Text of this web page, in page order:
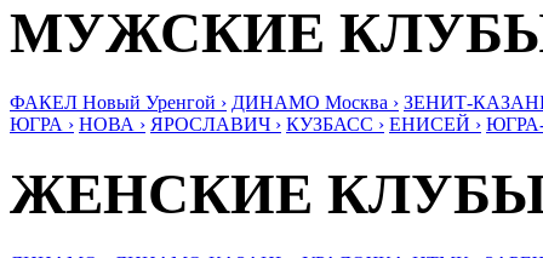
МУЖСКИЕ
ФАКЕЛ Новый Уренгой › ДИНАМО Москва › ЗЕНИТ-
ЮГРА › НОВА › ЯРОСЛАВИЧ › КУЗБАСС › ЕНИСЕЙ ›
ЖЕНСКИЕ